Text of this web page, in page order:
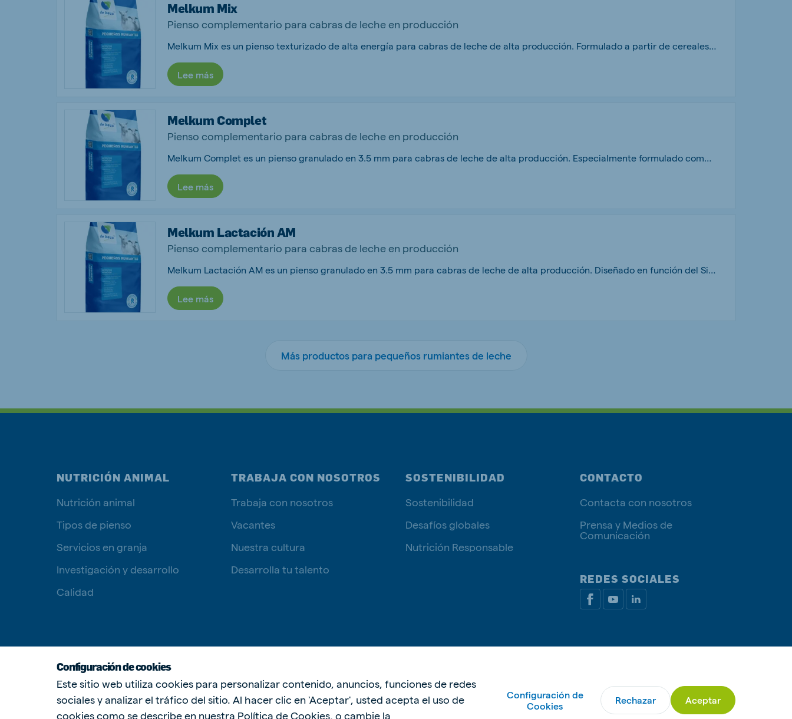
Melkum Mix
Pienso complementario para cabras de leche en producción
Melkum Mix es un pienso texturizado de alta energía para cabras de leche de alta producción. Formulado a partir de cereales vaporizados, avena y garrofa. Contiene vitaminas y minerales.
Lee más
Melkum Complet
Pienso complementario para cabras de leche en producción
Melkum Complet es un pienso granulado en 3.5 mm para cabras de leche de alta producción. Especialmente formulado combinando fuentes de fibra de alta digestibilidad y buffers que permiten su uso como base de la ración, con paja o heno de avena. Basándose en el Sistema SFOS De Heus consigue un funcionamiento ruminal adecuado y seguro. Máxima fiabilidad.
Lee más
Melkum Lactación AM
Pienso complementario para cabras de leche en producción
Melkum Lactación AM es un pienso granulado en 3.5 mm para cabras de leche de alta producción. Diseñado en función del Sistema SFOS De Heus para potenciar los picos de producción de cabras de alto potencial genético.
Lee más
Más productos para pequeños rumiantes de leche
NUTRICIÓN ANIMAL
Nutrición animal
Tipos de pienso
Servicios en granja
Investigación y desarrollo
Calidad
TRABAJA CON NOSOTROS
Trabaja con nosotros
Vacantes
Nuestra cultura
Desarrolla tu talento
SOSTENIBILIDAD
Sostenibilidad
Desafíos globales
Nutrición Responsable
CONTACTO
Contacta con nosotros
Prensa y Medios de
Comunicación
REDES SOCIALES
Política de privacidad
© De Heus Animal Nutrition
Configuración de cookies
Este sitio web utiliza cookies para personalizar contenido, anuncios, funciones de redes
sociales y analizar el tráfico del sitio. Al hacer clic en 'Aceptar', usted acepta el uso de
cookies como se describe en nuestra Política de Cookies , o cambie la
Configuración de
Cookies
Rechazar Aceptar